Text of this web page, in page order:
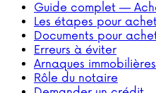
Guide complet —
Les étapes pour
Documents pour
Erreurs à éviter
Arnaques immobilières
Rôle du notaire